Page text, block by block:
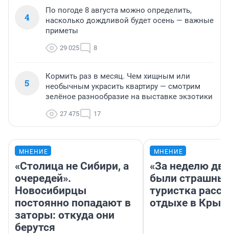
4
По погоде 8 августа можно определить,
насколько дождливой будет осень — важные
приметы
29 025 8
5
Кормить раз в месяц. Чем хищным или
необычным украсить квартиру — смотрим
зелёное разнообразие на выставке экзотики
27 475 17
МНЕНИЕ
«Столица не Сибири, а
очередей».
Новосибирцы
постоянно попадают в
заторы: откуда они
берутся
МНЕНИЕ
«За неделю
были
туристка
отдыхе в